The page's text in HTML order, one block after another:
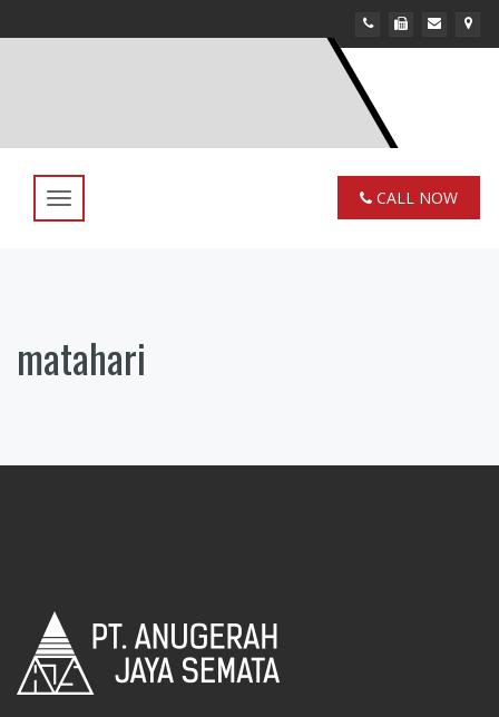
Toggle
navigation
CALL NOW
matahari